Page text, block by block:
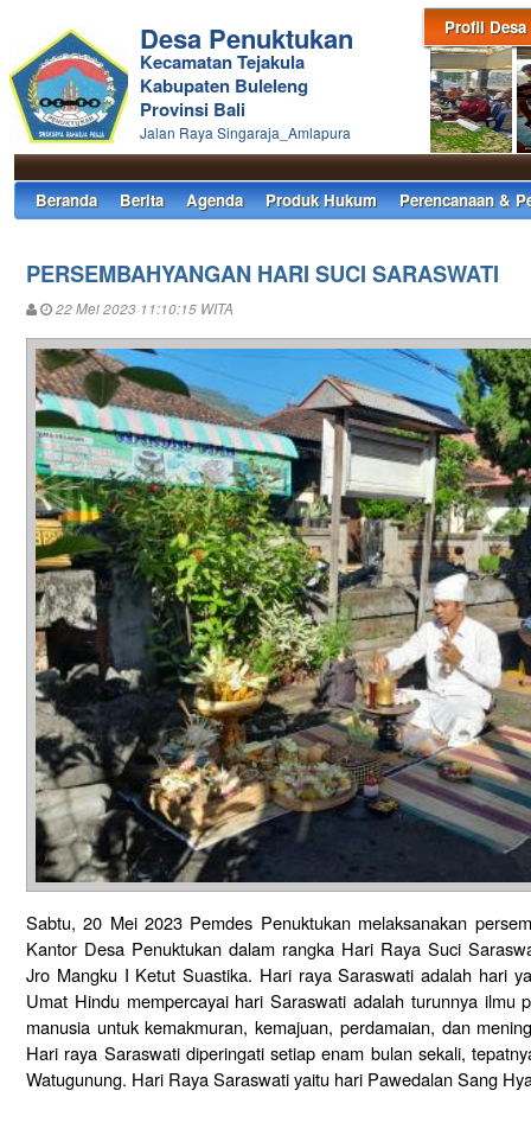
Profil Desa
Desa Penuktukan
Kecamatan Tejakula
Kabupaten Buleleng
Provinsi Bali
Jalan Raya Singaraja_Amlapura
Beranda Berita Agenda Produk Hukum Perencanaan &
PERSEMBAHYANGAN HARI SUCI SARASWATI
22 Mei 2023 11:10:15 WITA
Sabtu, 20 Mei 2023 Pemdes Penuktukan melaksanakan
Kantor Desa Penuktukan dalam rangka Hari Raya Suci
Jro Mangku I Ketut Suastika. Hari raya Saraswati adalah hari
Umat Hindu mempercayai hari Saraswati adalah turunnya ilmu
manusia untuk kemakmuran, kemajuan, perdamaian, dan
Hari raya Saraswati diperingati setiap enam bulan sekali,
Watugunung. Hari Raya Saraswati yaitu hari Pawedalan Sang